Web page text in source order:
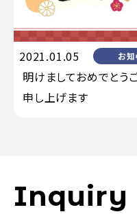
2021.01.05 お知
明けましておめでとう
申し上げます
Inquiry